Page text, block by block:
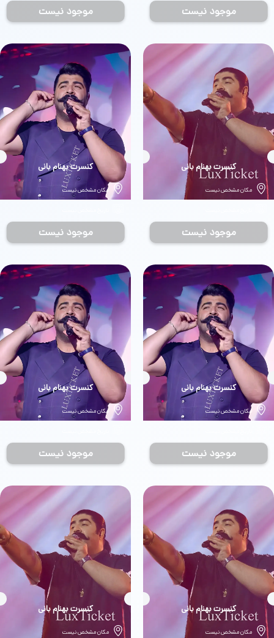
موجود نیست موجود نیست
بلیط
کنسرت بهنام بانی
مکان مشخص نیست
موجود نیست
بلیط
کنسرت بهنام بانی
مکان مشخص نیست
موجود نیست
بلیط
کنسرت بهنام بانی
مکان مشخص نیست
موجود نیست
بلیط
کنسرت بهنام بانی
مکان مشخص نیست
موجود نیست
بلیط
کنسرت بهنام بانی
مکان مشخص نیست
بلیط
کنسرت بهنام بانی
مکان مشخص نیست